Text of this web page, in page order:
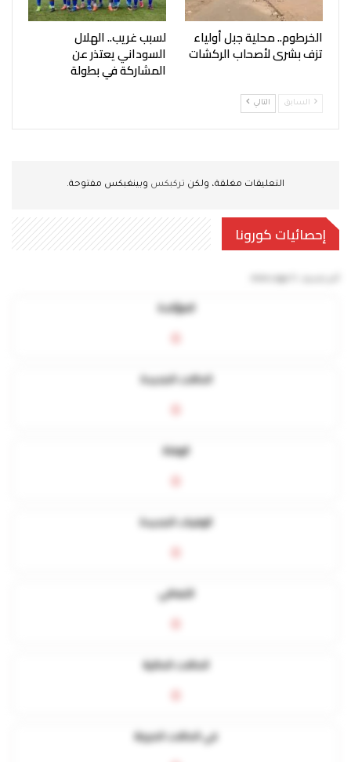
الخرطوم.. محلية جبل أولياء
تزف بشرى لأصحاب الركشات
لسبب غريب.. الهلال
السوداني يعتذر عن
المشاركة في بطولة
السابق التالي
التعليقات مغلقة، ولكن تركبكس وبينغبكس مفتوحة.
إحصائيات كورونا
التعافي
في الحالات الحرجة